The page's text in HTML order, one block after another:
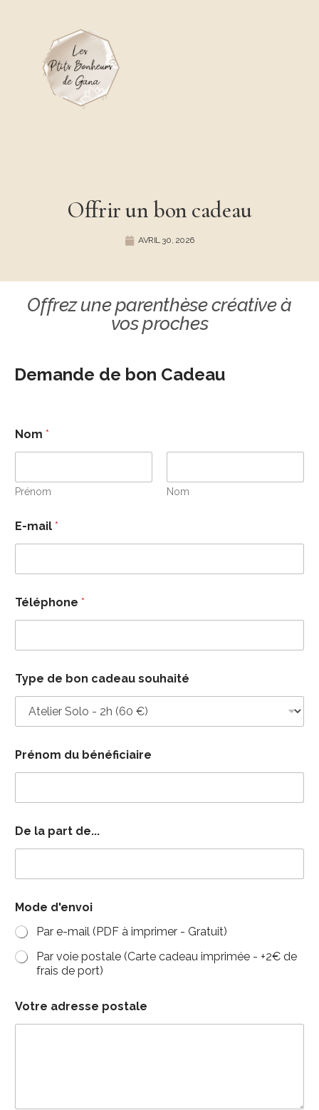
Offrir un bon cadeau
AVRIL 30, 2026
Offrez une parenthèse créative à
vos proches
Demande de bon Cadeau
Nom *
Prénom Nom
E-mail *
Téléphone *
a
d
s
u
r
a
t
Type de bon cadeau souhaité
Prénom du bénéficiaire
De la part de...
Mode d'envoi
Par e-mail (PDF à imprimer - Gratuit)
Par voie postale (Carte cadeau imprimée - +2€ de
frais de port)
Votre adresse postale